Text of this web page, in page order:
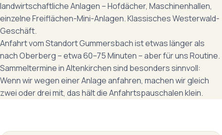
landwirtschaftliche Anlagen – Hofdächer, Maschinenhallen,
einzelne Freiflächen-Mini-Anlagen. Klassisches Westerwald-
Geschäft.
Anfahrt vom Standort Gummersbach ist etwas länger als
nach Oberberg – etwa 60–75 Minuten – aber für uns Routine.
Sammeltermine in Altenkirchen sind besonders sinnvoll:
Wenn wir wegen einer Anlage anfahren, machen wir gleich
zwei oder drei mit, das hält die Anfahrtspauschalen klein.